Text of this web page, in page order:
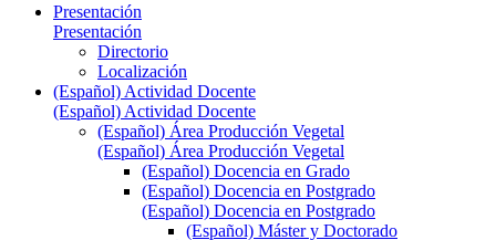
Presentación
Presentación
Directorio
Localización
(Español) Actividad Docente
(Español) Actividad Docente
(Español) Área Producción Vegetal
(Español) Área Producción Vegetal
(Español) Docencia en Grado
(Español) Docencia en Postgrado
(Español) Docencia en Postgrado
(Español) Máster y Doctorado